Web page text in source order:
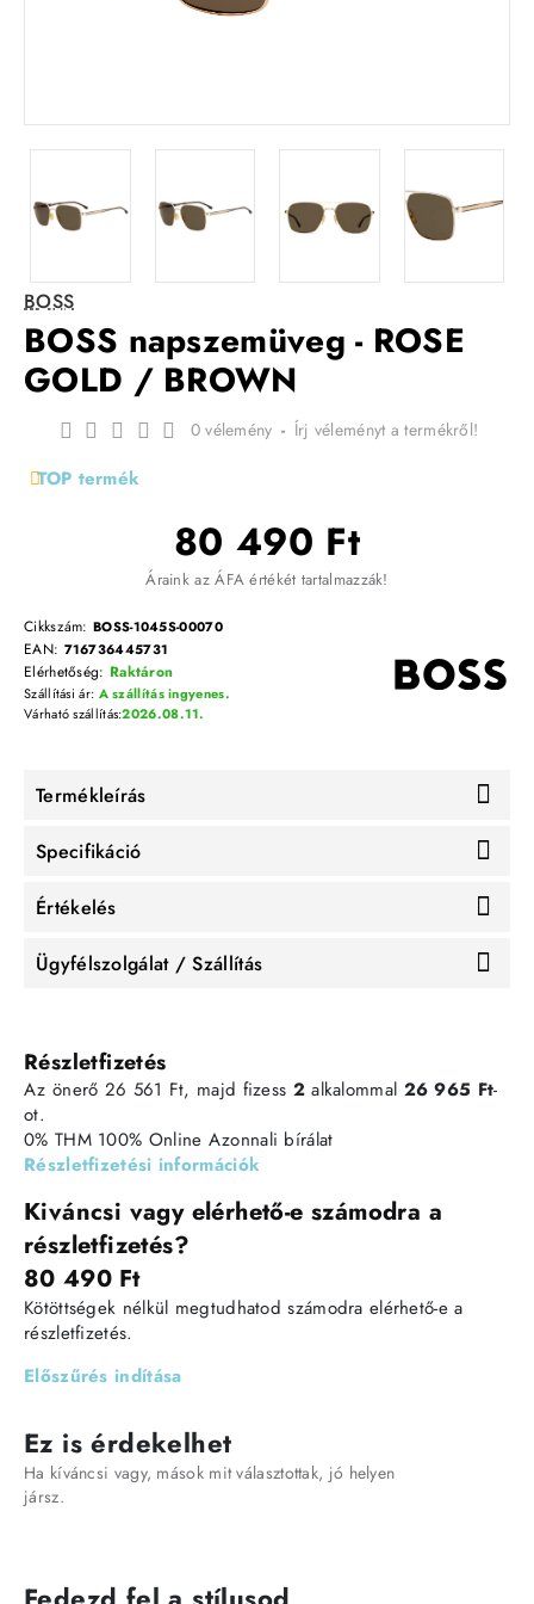
BOSS
BOSS napszemüveg - ROSE
GOLD / BROWN
TOP termék
0 vélemény - Írj véleményt a termékről!
80 490 Ft
Áraink az ÁFA értékét tartalmazzák!
Cikkszám: BOSS-1045S-00070
EAN: 716736445731
Elérhetőség: Raktáron
Várható szállítás:2026.08.11.
Szállítási ár: A szállítás ingyenes.
Termékleírás
Specifikáció
Értékelés
Ügyfélszolgálat / Szállítás
Részletfizetés
Az önerő 26 561 Ft, majd fizess 2alkalommal 26 965 Ft-
ot.
0% THM 100% Online Azonnali bírálat
Részletfizetési információk
Kiváncsi vagy elérhető-e számodra a
részletfizetés?
80 490 Ft
Kötöttségek nélkül megtudhatod számodra elérhető-e a
részletfizetés.
Előszűrés indítása
Ez is érdekelhet
Ha kíváncsi vagy, mások mit választottak, jó helyen
jársz.